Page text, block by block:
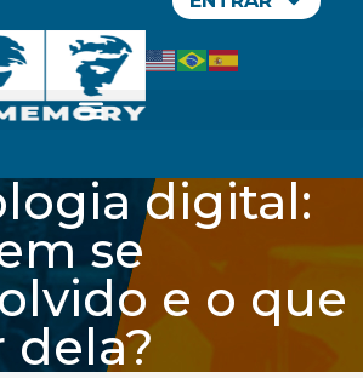
digital:
se
e o que
dela?